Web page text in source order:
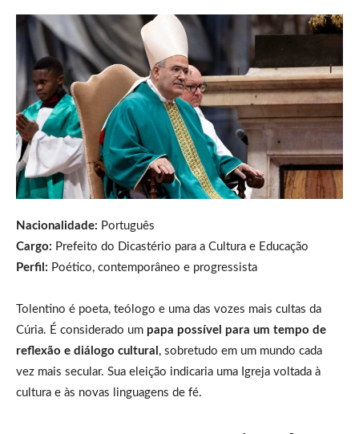
Nacionalidade: Português
Cargo: Prefeito do Dicastério para a Cultura e Educação
Perfil: Poético, contemporâneo e progressista
Tolentino é poeta, teólogo e uma das vozes mais cultas da
Cúria. É considerado um papa possível para um tempo de
reflexão e diálogo cultural , sobretudo em um mundo cada
vez mais secular. Sua eleição indicaria uma Igreja voltada à
cultura e às novas linguagens de fé.